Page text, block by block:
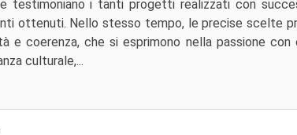
testimoniano i tanti progetti realizzati con
ottenuti. Nello stesso tempo, le precise scelte
e coerenza, che si esprimono nella passione
culturale,...